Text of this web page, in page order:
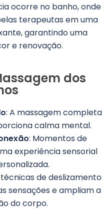
ocorre no banho, onde
terapeutas em uma
garantindo uma
e renovação.
dos
: A massagem completa
calma mental.
: Momentos de
experiência sensorial
técnicas de deslizamento
sensações e ampliam a
do corpo.